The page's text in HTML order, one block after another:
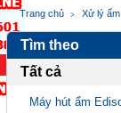
Notice :
variable:
/home/
on line
Trang chủ Xử lý ẩm
Tìm theo
Tất cả
Máy hút ẩm